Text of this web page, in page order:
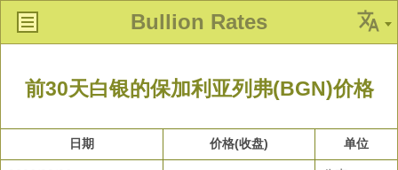
Bullion Rates
前30天白银的保加利亚列弗(BGN)价格
日期 价格(收盘) 单位